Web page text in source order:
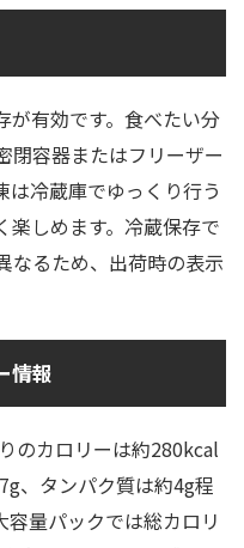
が有効です。食べたい分
閉容器またはフリーザー
は冷蔵庫でゆっくり行う
楽しめます。冷蔵保存で
なるため、出荷時の表示
情報
のカロリーは約280kcal
、タンパク質は約4g程
量パックでは総カロリ